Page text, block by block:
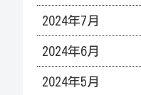
2024年7月
2024年6月
2024年5月